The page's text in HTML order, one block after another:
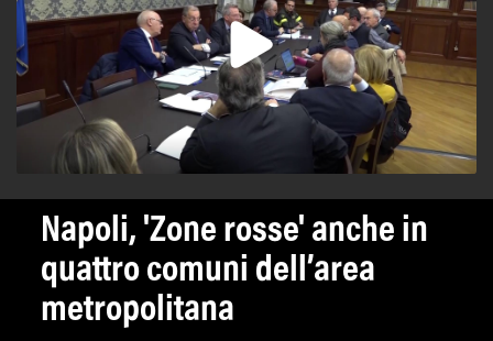
Napoli, 'Zone rosse' anche in
quattro comuni dell’area
metropolitana